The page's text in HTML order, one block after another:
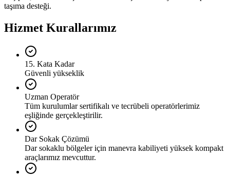
taşıma desteği.
Hizmet Kurallarımız
15. Kata Kadar
Güvenli yükseklik
Uzman Operatör
Tüm kurulumlar sertifikalı ve tecrübeli operatörlerimiz
eşliğinde gerçekleştirilir.
Dar Sokak Çözümü
Dar sokaklu bölgeler için manevra kabiliyeti yüksek kompakt
araçlarımız mevcuttur.